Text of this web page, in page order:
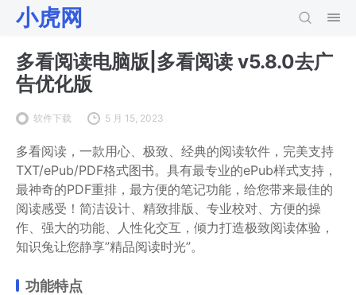
小虎网
多看阅读电脑版|多看阅读 v5.8.0去广
告优化版
软件下载 5 月 15, 2023
多看阅读，一款用心、极致、经典的阅读软件，完美支持
TXT/ePub/PDF格式图书。具有最专业的ePub样式支持，
最神奇的PDF重排，最方便的笔记功能，给您带来最佳的
阅读感受！简洁设计、精致排版、专业校对、方便的操
作、强大的功能、人性化交互，倾力打造极致阅读体验，
知识兔让您静享”精品阅读时光”。
功能特点